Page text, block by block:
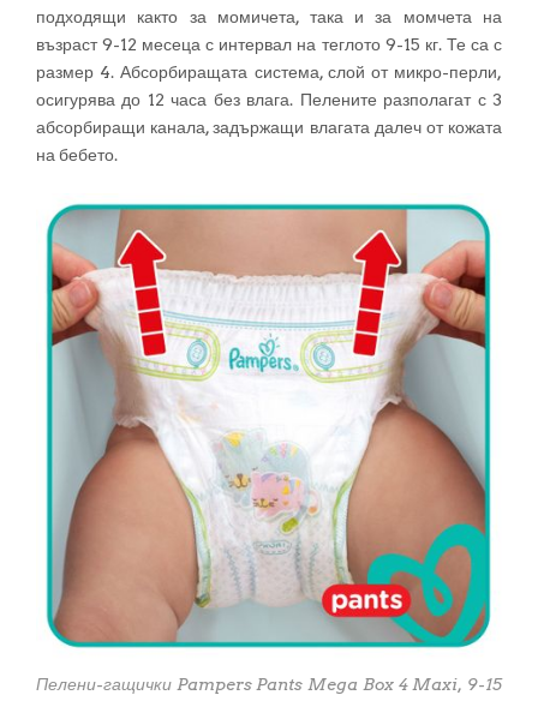
подходящи както за момичета, така и за момчета на
възраст 9-12 месеца с интервал на теглото 9-15 кг. Те са с
размер 4. Абсорбиращата система, слой от микро-перли,
осигурява до 12 часа без влага. Пелените разполагат с 3
абсорбиращи канала, задържащи влагата далеч от кожата
на бебето.
Пелени-гащички Pampers Pants Mega Box 4 Maxi, 9-15